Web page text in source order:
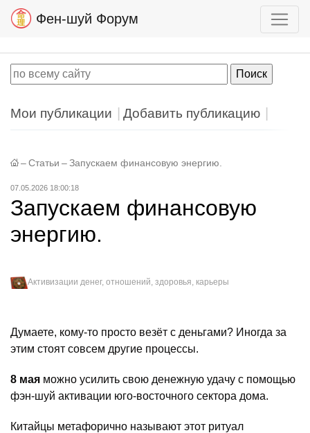
Фен-шуй Форум
Мои публикации Добавить публикацию
– Статьи – Запускаем финансовую энергию.
07.05.2026 18:00:18
Запускаем финансовую
энергию.
Активизации денег, отношений, здоровья, карьеры
Думаете, кому-то просто везёт с деньгами? Иногда за
этим стоят совсем другие процессы.
8 мая можно усилить свою денежную удачу с помощью
фэн-шуй активации юго-восточного сектора дома.
Китайцы метафорично называют этот ритуал